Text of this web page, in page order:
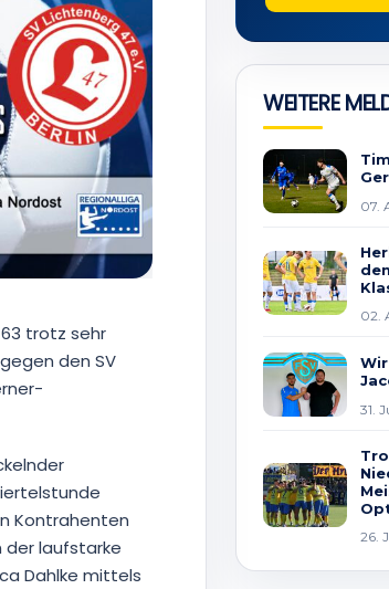
trotz sehr
den SV
Kontrahenten
der laufstarke
Dahlke mittels
WEITERE
07.
02.
31.
26.